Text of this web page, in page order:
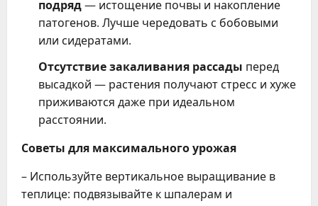
подряд— истощение почвы и накопление
патогенов. Лучше чередовать с бобовыми
или сидератами.
Отсутствие закаливания рассады перед
высадкой — растения получают стресс и хуже
приживаются даже при идеальном
расстоянии.
Советы для максимального урожая
– Используйте вертикальное выращивание в
теплице: подвязывайте к шпалерам и